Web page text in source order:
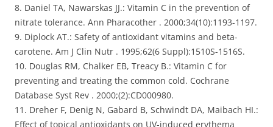
8. Daniel TA, Nawarskas JJ.: Vitamin C in the prevention of
nitrate tolerance. Ann Pharacother . 2000;34(10):1193-1197.
9. Diplock AT.: Safety of antioxidant vitamins and beta-
carotene. Am J Clin Nutr . 1995;62(6 Suppl):1510S-1516S.
10. Douglas RM, Chalker EB, Treacy B.: Vitamin C for
preventing and treating the common cold. Cochrane
Database Syst Rev . 2000;(2):CD000980.
11. Dreher F, Denig N, Gabard B, Schwindt DA, Maibach HI.:
Effect of topical antioxidants on UV-induced erythema